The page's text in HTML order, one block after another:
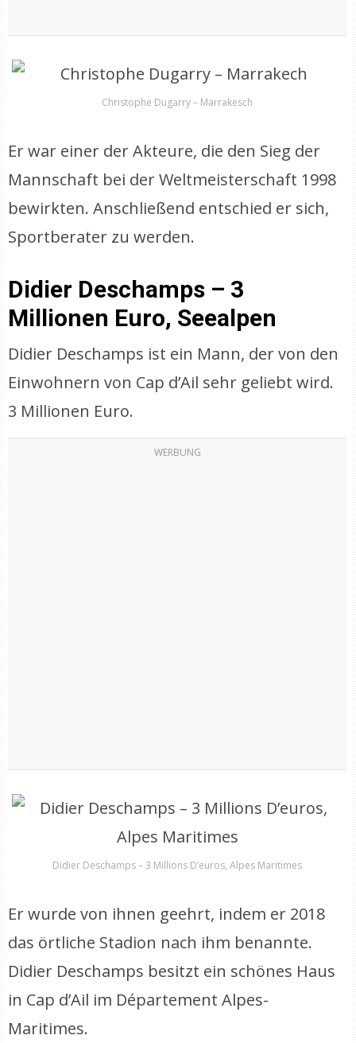
Christophe Dugarry – Marrakesch
Er war einer der Akteure, die den Sieg der
Mannschaft bei der Weltmeisterschaft 1998
bewirkten. Anschließend entschied er sich,
Sportberater zu werden.
Didier Deschamps – 3
Millionen Euro, Seealpen
Didier Deschamps ist ein Mann, der von den
Einwohnern von Cap d’Ail sehr geliebt wird.
3 Millionen Euro.
WERBUNG
Didier Deschamps – 3 Millions D’euros, Alpes Maritimes
Er wurde von ihnen geehrt, indem er 2018
das örtliche Stadion nach ihm benannte.
Didier Deschamps besitzt ein schönes Haus
in Cap d’Ail im Département Alpes-
Maritimes.